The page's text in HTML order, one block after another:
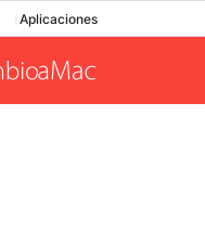
Aplicaciones